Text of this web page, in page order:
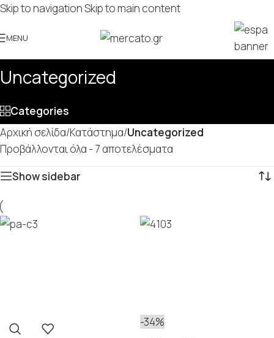
Skip to navigationSkip to main content
MENU
Uncategorized
Categories
Αρχική σελίδα/Κατάστημα/Uncategorized
Προβάλλονται όλα - 7 αποτελέσματα
Show sidebar
-34%